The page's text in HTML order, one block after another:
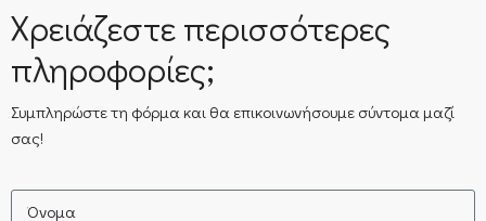
Χρειάζεστε περισσότερες
πληροφορίες;
Συμπληρώστε τη φόρμα και θα επικοινωνήσουμε σύντομα μαζί
σας!